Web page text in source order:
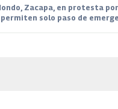
Zacapa, en protesta
solo paso de